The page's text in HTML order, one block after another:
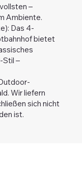
–
Ambiente.
Das 4-
bietet
Stil –
Wir liefern
sich nicht
ist.